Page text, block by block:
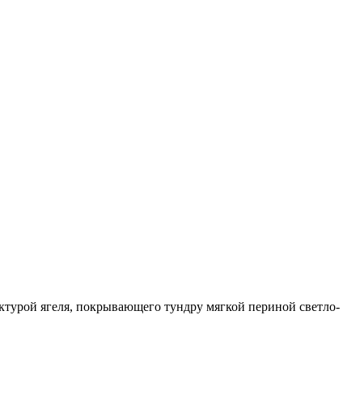
ягеля, покрывающего тундру мягкой периной светло-